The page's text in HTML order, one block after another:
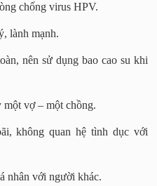
chống virus HPV.
lành mạnh.
nên sử dụng bao cao su khi
một vợ – một chồng.
không quan hệ tình dục với
nhân với người khác.